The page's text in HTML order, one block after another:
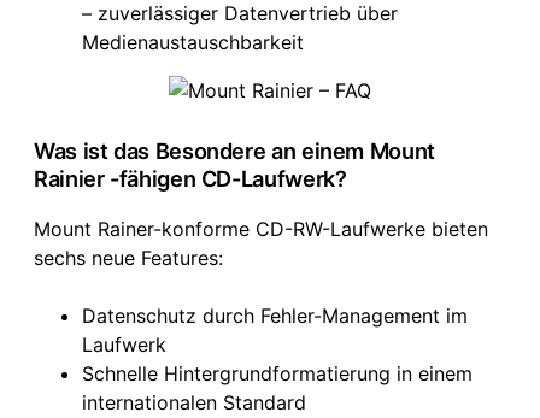
– zuverlässiger Datenvertrieb über
Medienaustauschbarkeit
Was ist das Besondere an einem Mount
Rainier -fähigen CD-Laufwerk?
Mount Rainer-konforme CD-RW-Laufwerke bieten
sechs neue Features:
Datenschutz durch Fehler-Management im
Laufwerk
Schnelle Hintergrundformatierung in einem
internationalen Standard